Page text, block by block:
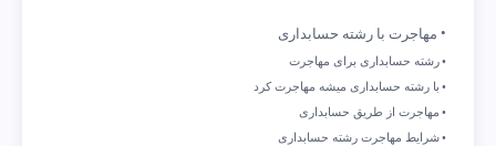
مهاجرت با رشته حسابداری
رشته حسابداری برای مهاجرت
با رشته حسابداری میشه مهاجرت کرد
مهاجرت از طریق حسابداری
شرایط مهاجرت رشته حسابداری